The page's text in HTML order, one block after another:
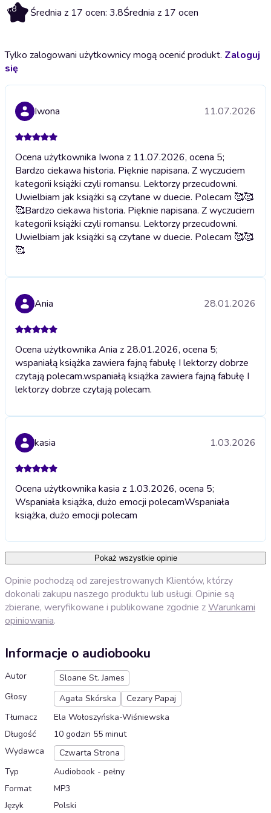
3.8 Średnia z 17 ocen: 3.8Średnia z 17 ocen
Tylko zalogowani użytkownicy mogą ocenić produkt. Zaloguj
się
Iwona 11.07.2026
Ocena użytkownika Iwona z 11.07.2026, ocena 5;
Bardzo ciekawa historia. Pięknie napisana. Z wyczuciem
kategorii książki czyli romansu. Lektorzy przecudowni.
Uwielbiam jak książki są czytane w duecie. Polecam 🥰🥰
🥰Bardzo ciekawa historia. Pięknie napisana. Z wyczuciem
kategorii książki czyli romansu. Lektorzy przecudowni.
Uwielbiam jak książki są czytane w duecie. Polecam 🥰🥰
🥰
Ania 28.01.2026
Ocena użytkownika Ania z 28.01.2026, ocena 5;
wspaniałą książka zawiera fajną fabułę I lektorzy dobrze
czytają polecam.wspaniałą książka zawiera fajną fabułę I
lektorzy dobrze czytają polecam.
kasia 1.03.2026
Ocena użytkownika kasia z 1.03.2026, ocena 5;
Wspaniała książka, dużo emocji polecamWspaniała
książka, dużo emocji polecam
Pokaż wszystkie opinie
Opinie pochodzą od zarejestrowanych Klientów, którzy
dokonali zakupu naszego produktu lub usługi. Opinie są
zbierane, weryfikowane i publikowane zgodnie zWarunkami
opiniowania.
Informacje o audiobooku
Autor
Sloane St. James
Głosy
Agata Skórska
Cezary Papaj
Tłumacz
Ela Wołoszyńska-Wiśniewska
Długość
10 godzin 55 minut
Wydawca
Czwarta Strona
Typ
Audiobook - pełny
Format
MP3
Język
Polski